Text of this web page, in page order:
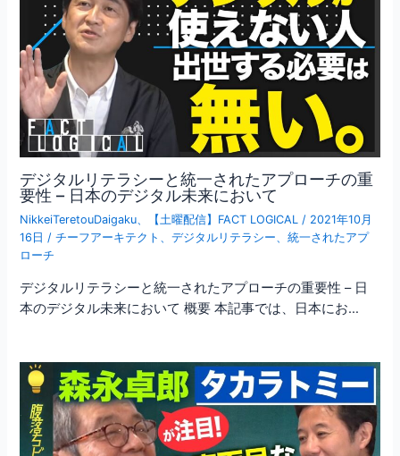
デジタルリテラシーと統一されたアプローチの重
要性 – 日本のデジタル未来において
NikkeiTeretouDaigaku、 【土曜配信】FACT LOGICAL / 2021年10月
16日 /チーフアーキテクト 、デジタルリテラシー、統一されたアプ
ローチ
デジタルリテラシーと統一されたアプローチの重要性 – 日
本のデジタル未来において 概要 本記事では、日本にお…